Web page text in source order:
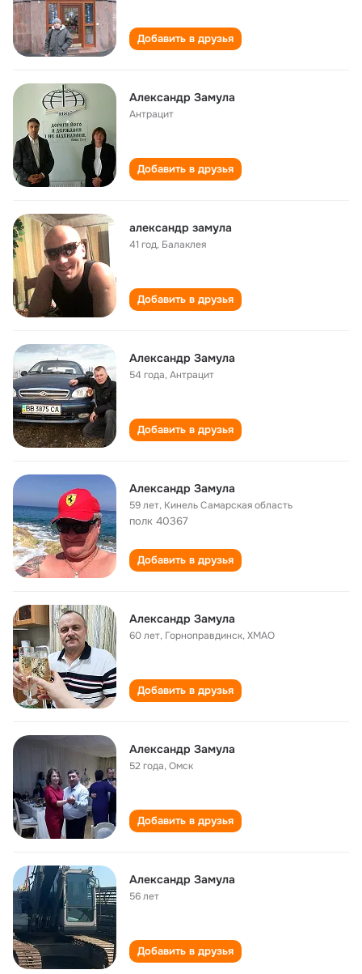
Добавить в друзья
Александр Замула
Антрацит
Добавить в друзья
александр замула
41 год, Балаклея
Добавить в друзья
Александр Замула
54 года,Антрацит
Добавить в друзья
Александр Замула
59 лет, Кинель Самарская область
полк 40367
Добавить в друзья
Александр Замула
60 лет, Горноправдинск, ХМАО
Добавить в друзья
Александр Замула
52 года,Омск
Добавить в друзья
Александр Замула
56 лет
Добавить в друзья